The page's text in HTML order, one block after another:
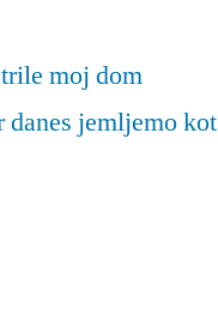
moj dom
danes jemljemo kot